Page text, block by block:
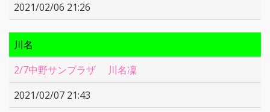
2021/02/06 21:26
川名
2/7中野サンプラザ 川名凜
2021/02/07 21:43